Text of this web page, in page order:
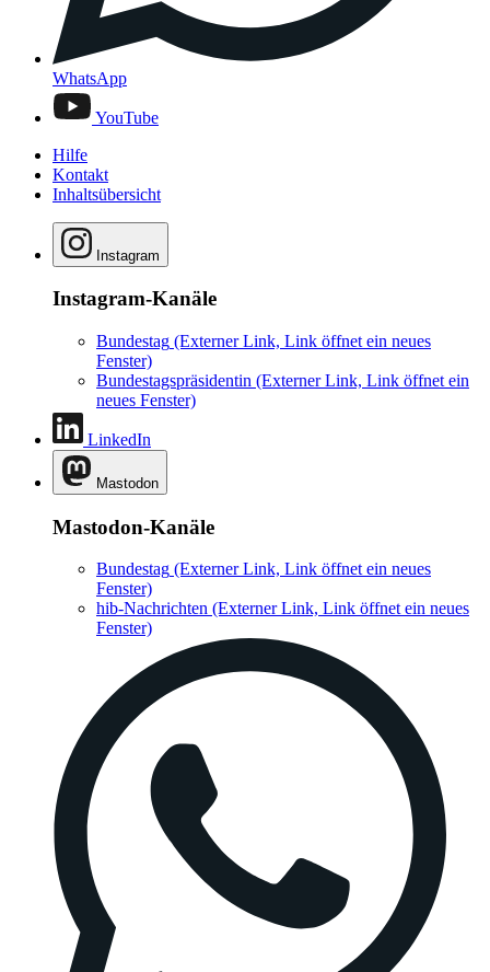
WhatsApp
YouTube
Hilfe
Kontakt
Inhaltsübersicht
Instagram
Instagram-Kanäle
Bundestag (Externer Link, Link öffnet ein neues
Fenster)
Bundestagspräsidentin (Externer Link, Link öffnet ein
neues Fenster)
LinkedIn
Mastodon
Mastodon-Kanäle
Bundestag (Externer Link, Link öffnet ein neues
Fenster)
hib-Nachrichten (Externer Link, Link öffnet ein neues
Fenster)